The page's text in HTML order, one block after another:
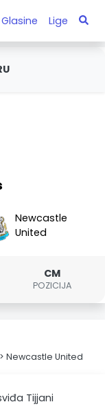
Glasine Lige
Newcastle
United
CM
POZICIJA
Newcastle United
Tijjani